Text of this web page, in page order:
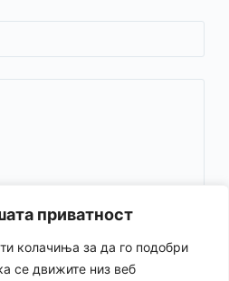
приватност
колачиња за да го подобри
се движите низ веб
website in this browser for the